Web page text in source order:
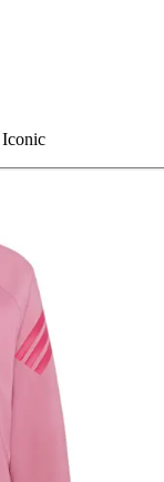
Iconic